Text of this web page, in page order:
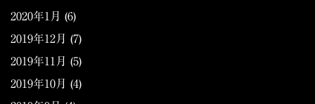
2020年1月 (6)
2019年12月 (7)
2019年11月 (5)
2019年10月 (4)